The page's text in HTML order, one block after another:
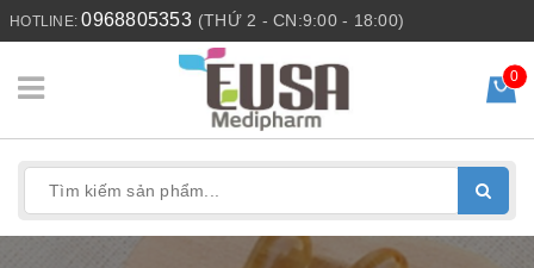
HOTLINE:0968805353 (THỨ 2 - CN:9:00 - 18:00)
0